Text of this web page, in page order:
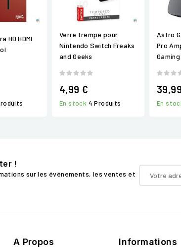
HD HDMI
Verre trempé pour
Nintendo Switch Freaks
and Geeks
4,99 €
En stock 4 Produits
Astro
Pro
Gaming
En
!
sur les événements, les ventes et
A Propos Informations